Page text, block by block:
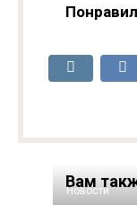
Вам
Новости